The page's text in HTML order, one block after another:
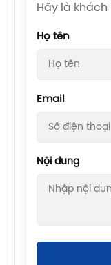
Hãy là
Họ tên
Email
Nội dung